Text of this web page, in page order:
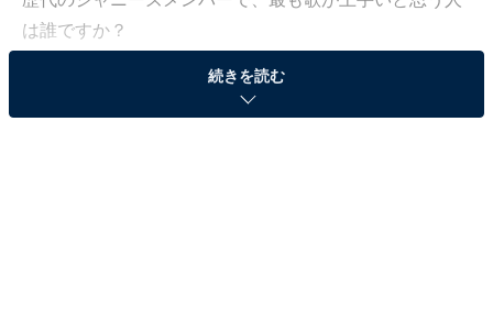
は誰ですか？
All About編集部では7月14～21日の期間、全国500人を対
象にジャニーズ事務所に所属するタレントに関するアン
続きを読む